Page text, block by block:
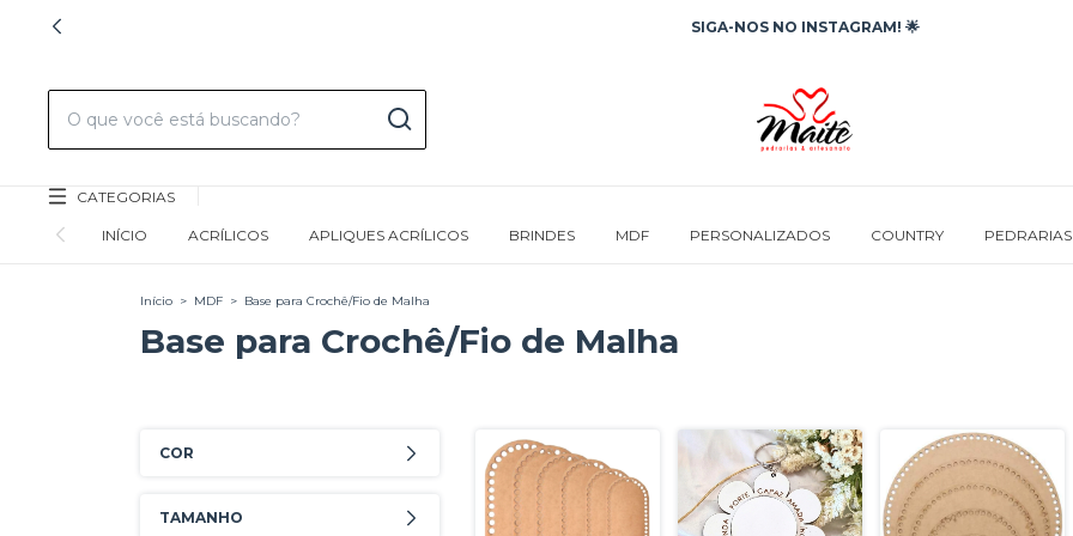
SIGA-NOS NO INSTAGRAM! 🌟
CATEGORIAS
INÍCIO ACRÍLICOS APLIQUES ACRÍLICOS BRINDES MDF PERSONALIZADOS COUNTRY
Início > MDF > Base para Crochê/Fio de Malha
Base para Crochê/Fio de Malha
COR
TAMANHO